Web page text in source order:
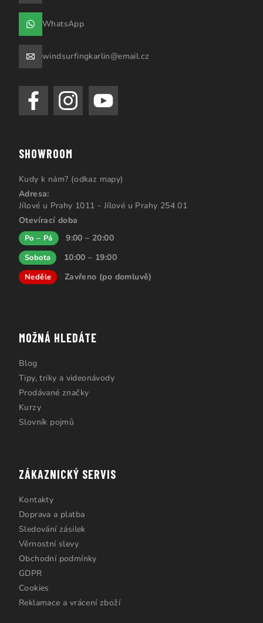
WhatsApp
windsurfingkarlin@email.cz
SHOWROOM
Kudy k nám? (odkaz mapy)
Adresa:
Jílové u Prahy 1011 - Jílové u Prahy 254 01
Otevírací doba
Po – Pá 9:00 – 20:00
Sobota 10:00 – 19:00
Neděle Zavřeno (po domluvě)
MOŽNÁ HLEDÁTE
Blog
Tipy, triky a videonávody
Prodávané značky
Kurzy
Slovník pojmů
ZÁKAZNICKÝ SERVIS
Kontakty
Doprava a platba
Sledování zásilek
Věrnostní slevy
Obchodní podmínky
GDPR
Cookies
Reklamace a vrácení zboží